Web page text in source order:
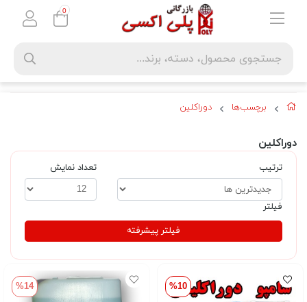
برچسب‌ها دوراکلین
دوراکلین
ترتیب تعداد نمایش
فیلتر
فیلتر پیشرفته
%10
%14
0